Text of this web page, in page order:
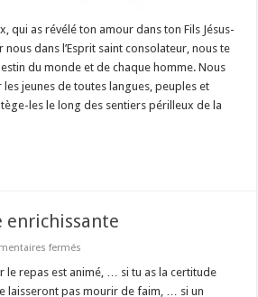
qui as révélé ton amour dans ton Fils Jésus-
nous dans l’Esprit saint consolateur, nous te
du monde et de chaque homme. Nous
jeunes de toutes langues, peuples et
les le long des sentiers périlleux de la
enrichissante
fermés
expérience
enrichissante
le repas est animé, … si tu as la certitude
laisseront pas mourir de faim, … si un